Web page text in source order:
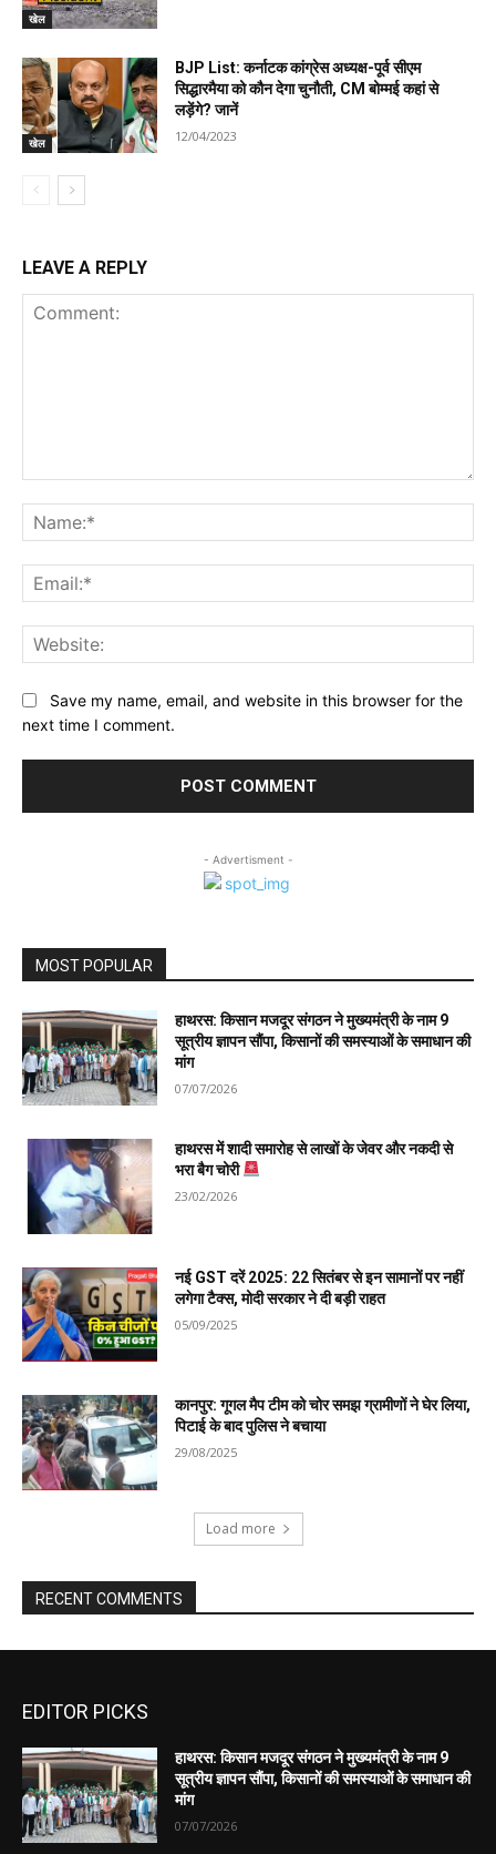
EDITOR PICKS
हाथरस: किसान मजदूर संगठन ने मुख्यमंत्री के नाम 9
सूत्रीय ज्ञापन सौंपा, किसानों की समस्याओं के समाधान की
मांग
07/07/2026